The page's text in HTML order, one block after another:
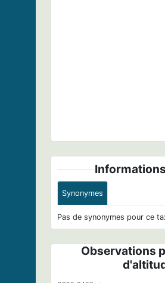
Synonymes
Pas de synonymes pour ce
Observations